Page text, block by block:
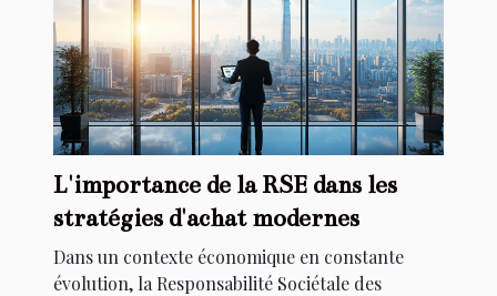
L'importance de la RSE dans les
stratégies d'achat modernes
Dans un contexte économique en constante
évolution, la Responsabilité Sociétale des